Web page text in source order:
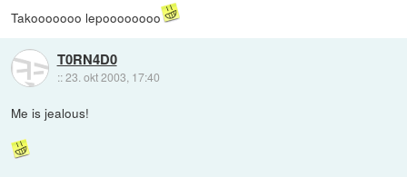
Takooooooo lepoooooooo
T0RN4D0
::23. okt 2003, 17:40
Me is jealous!